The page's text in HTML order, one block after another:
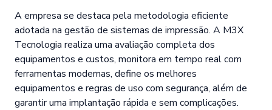
A empresa se destaca pela metodologia eficiente
adotada na gestão de sistemas de impressão. A M3X
Tecnologia realiza uma avaliação completa dos
equipamentos e custos, monitora em tempo real com
ferramentas modernas, define os melhores
equipamentos e regras de uso com segurança, além de
garantir uma implantação rápida e sem complicações.